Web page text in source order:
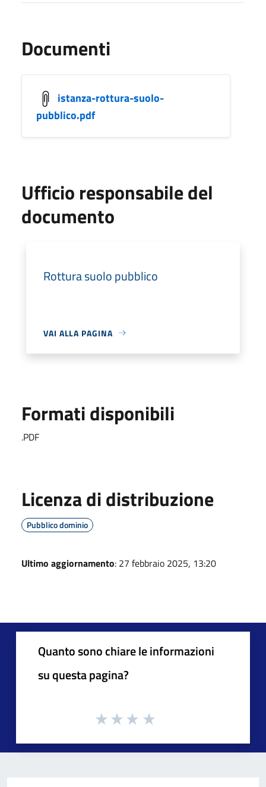
Documenti
istanza-rottura-suolo-
pubblico.pdf
Ufficio responsabile del
documento
Rottura suolo pubblico
VAI ALLA PAGINA
Formati disponibili
.PDF
Licenza di distribuzione
Pubblico dominio
Ultimo aggiornamento: 27 febbraio 2025, 13:20
Quanto sono chiare le informazioni
su questa pagina?